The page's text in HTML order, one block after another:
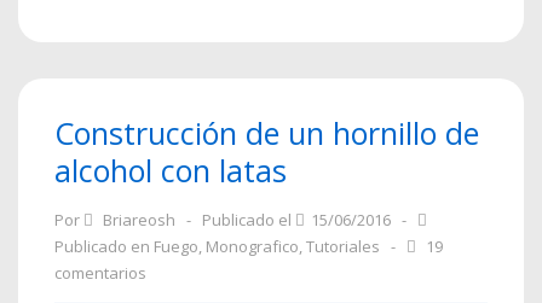
Construcción de un hornillo de
alcohol con latas
Por Briareosh Publicado el
15/06/2016
Publicado en Fuego, Monografico,Tutoriales
19
comentarios